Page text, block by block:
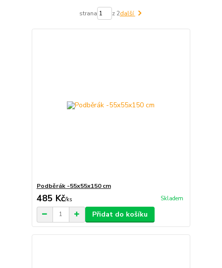
strana z 2další
Podběrák -55x55x150 cm
485 Kč/ks Skladem
Přidat do košíku